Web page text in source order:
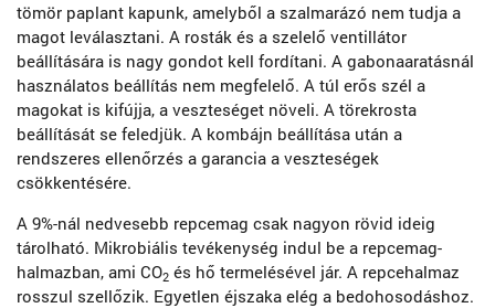
tömör paplant kapunk, amelyből a szalmarázó nem tudja a
magot leválasztani. A rosták és a szelelő ventillátor
beállítására is nagy gondot kell fordítani. A gabonaaratásnál
használatos beállítás nem megfelelő. A túl erős szél a
magokat is kifújja, a veszteséget növeli. A törekrosta
beállítását se feledjük. A kombájn beállítása után a
rendszeres ellenőrzés a garancia a veszteségek
csökkentésére.
A 9%-nál nedvesebb repcemag csak nagyon rövid ideig
tárolható. Mikrobiális tevékenység indul be a repcemag-
halmazban, ami CO2 és hő termelésével jár. A repcehalmaz
rosszul szellőzik. Egyetlen éjszaka elég a bedohosodáshoz.